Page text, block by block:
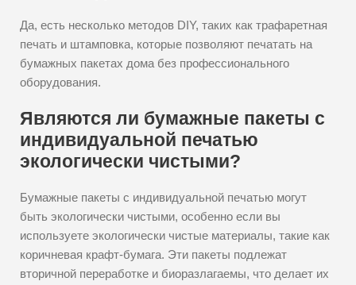
Да, есть несколько методов DIY, таких как трафаретная
печать и штамповка, которые позволяют печатать на
бумажных пакетах дома без профессионального
оборудования.
Являются ли бумажные пакеты с
индивидуальной печатью
экологически чистыми?
Бумажные пакеты с индивидуальной печатью могут
быть экологически чистыми, особенно если вы
используете экологически чистые материалы, такие как
коричневая крафт-бумага. Эти пакеты подлежат
вторичной переработке и биоразлагаемы, что делает их